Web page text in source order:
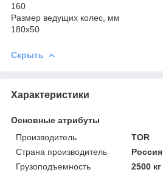
160
Размер ведущих колес, мм
180х50
Скрыть
Характеристики
Основные атрибуты
Производитель
TOR
Страна производитель
Россия
Грузоподъемность
2500 кг